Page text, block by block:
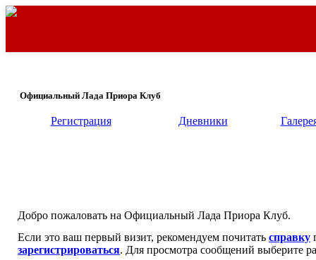
Официальный Лада Приора Клуб
Регистрация Дневники
Добро пожаловать на Официальный Лада Приора Клуб.
Если это ваш первый визит, рекомендуем почитать справку
зарегистрироваться. Для просмотра сообщений выберите